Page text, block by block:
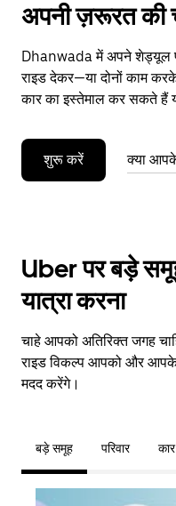
अपनी ज़रूरत की
Dhanwada में अपने शेड्यूल
राइड देकर—या दोनों काम
कार का इस्तेमाल कर सकते हैं
शुरू करें क्या
Uber पर बड़े
यात्रा करना
चाहे आपको अतिरिक्त जगह
राइड विकल्प आपको और
मदद करेंगे।
बड़े समूह परिवार